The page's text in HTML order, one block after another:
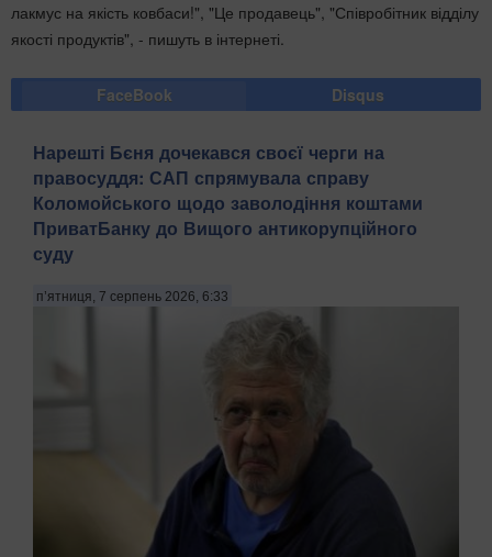
лакмус на якість ковбаси!", "Це продавець", "Співробітник відділу
якості продуктів", - пишуть в інтернеті.
FaceBook Disqus
Нарешті Бєня дочекався своєї черги на
правосуддя: САП спрямувала справу
Коломойського щодо заволодіння коштами
ПриватБанку до Вищого антикорупційного
суду
п’ятниця, 7 серпень 2026, 6:33